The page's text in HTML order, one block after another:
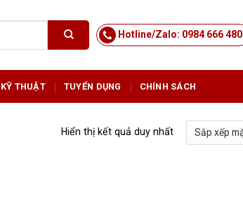
Hotline/Zalo: 0984 666 480
THUẬT TUYỂN DỤNG CHÍNH SÁCH
Hiển thị kết quả duy nhất